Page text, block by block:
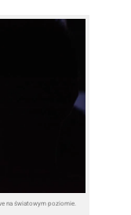
na światowym poziomie.